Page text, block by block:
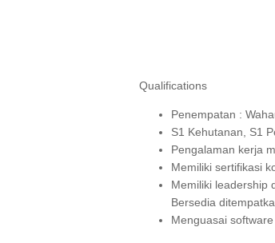
Qualifications
Penempatan :
S1 Kehutanan, S1
Pengalaman kerja
Memiliki sertifikasi
Memiliki leadership
Bersedia
Menguasai